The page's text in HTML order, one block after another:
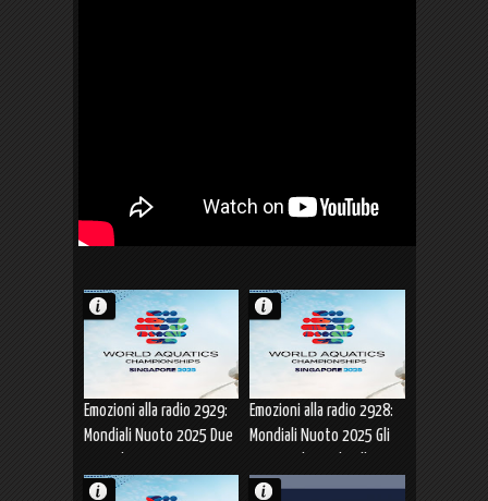
Emozioni alla radio 2929:
Mondiali Nuoto 2025 Due
Pellacani/Santoro e
Emozioni alla radio 2928:
Mondiali Nuoto 2025 Gli
Ceccon e Martinenghi (28-